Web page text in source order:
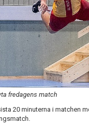
fredagens match
20 minuterna i matchen